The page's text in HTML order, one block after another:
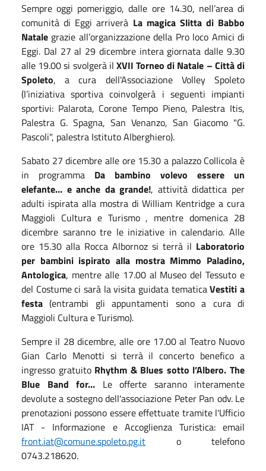
Sempre oggi pomeriggio, dalle ore 14.30, nell’area di
comunità di Eggi arriverà La magica Slitta di Babbo
Natale grazie all’organizzazionedella Pro loco Amici di
Eggi. Dal 27 al 29 dicembre intera giornata dalle 9.30
alle 19.00 si svolgerà il XVII Torneo di Natale – Città di
Spoleto,a cura dell'Associazione Volley Spoleto
(l’iniziativa sportiva coinvolgerà i seguenti impianti
sportivi: Palarota, Corone Tempo Pieno, Palestra Itis,
Palestra G. Spagna, San Venanzo, San Giacomo "G.
Pascoli", palestra Istituto Alberghiero).
Sabato 27 dicembre alle ore 15.30 a palazzo Collicola è
in programma Da bambino volevo essere un
elefante… e anche da grande!, attività didattica per
adulti ispirata alla mostra di William Kentridge a cura
Maggioli Cultura e Turismo , mentre domenica 28
dicembre saranno tre le iniziative in calendario. Alle
ore 15.30 alla Rocca Albornoz si terrà il Laboratorio
per bambini ispirato alla mostra Mimmo Paladino,
Antologica, mentrealle 17.00 al Museo del Tessuto e
del Costumeci sarà la visita guidata tematicaVestiti a
festa (entrambi gli appuntamenti sono a cura di
Maggioli Cultura e Turismo).
Sempre il 28 dicembre, alle ore 17.00 al Teatro Nuovo
Gian Carlo Menotti si terrà il concerto benefico a
ingresso gratuito Rhythm & Blues sotto l’Albero. The
Blue Band for… Le offerte saranno interamente
devolute a sostegno dell'associazione Peter Pan odv. Le
prenotazioni possono essere effettuate tramite l'Ufficio
IAT - Informazione e Accoglienza Turistica: email
front.iat@comune.spoleto.pg.it o telefono
0743.218620.